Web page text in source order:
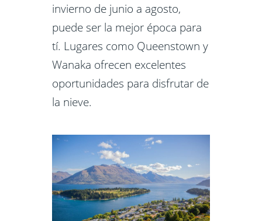
invierno de junio a agosto,
puede ser la mejor época para
tí. Lugares como Queenstown y
Wanaka ofrecen excelentes
oportunidades para disfrutar de
la nieve.